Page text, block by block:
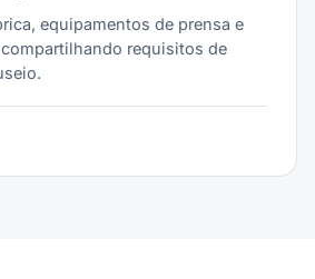
equipamentos de prensa e
requisitos de